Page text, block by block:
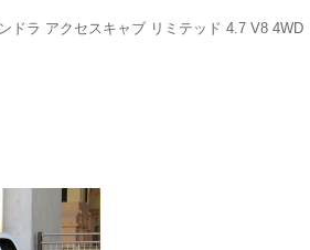
ドラ アクセスキャブ リミテッド 4.7 V8 4WD